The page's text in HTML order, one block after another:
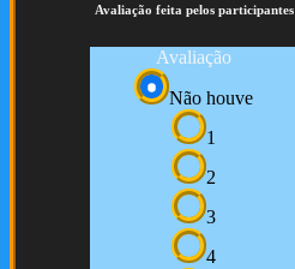
Avaliação feita pelos participantes
Avaliação
Não houve
1
2
3
4